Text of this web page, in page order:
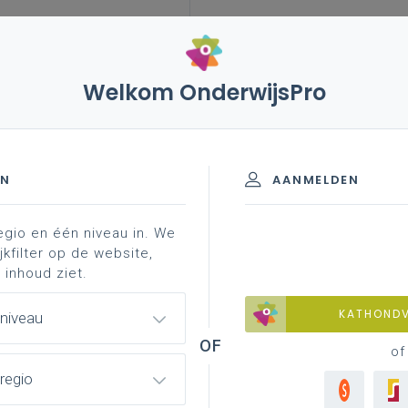
vakken en leerplannen 3de graad
basisinformatie inspiratie ...
S - 3de graad - A-finaliteit
achtergrond
en opdrachtverdeling
Welkom OnderwijsPro
AANMELDEN
of
en één niveau in. We
op de website,
ziet.